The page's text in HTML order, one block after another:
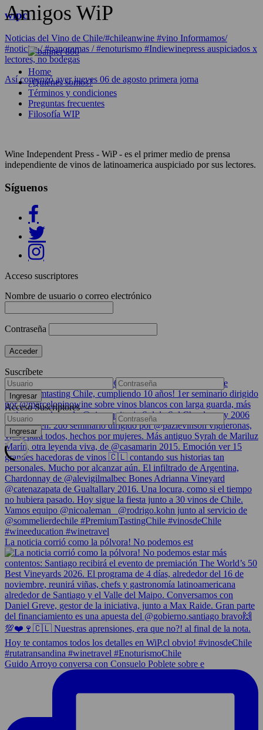
wipcl
Noticias del Vino de Chile/#chileanwine #vino Informamos/
#noticias / #panoramas / #enoturismo #Indiewinepress auspiciados x
lectores, no bodegas
Así comenzó ayer jueves 06 de agosto primera jorna
La noticia corrió como la pólvora! No podemos est
Guido Arroyo conversa con Consuelo Poblete sobre e
Amigos WiP
Home
¿Quiénes somos?
Términos y condiciones
Preguntas frecuentes
Filosofía WIP
Wine Independent Press - WiP - es el primer medio de prensa
independiente de vinos de latinoamerica auspiciado por sus lectores.
Síguenos
Acceso suscriptores
Nombre de usuario o correo electrónico
Contraseña
Suscríbete
Acceso Suscriptores